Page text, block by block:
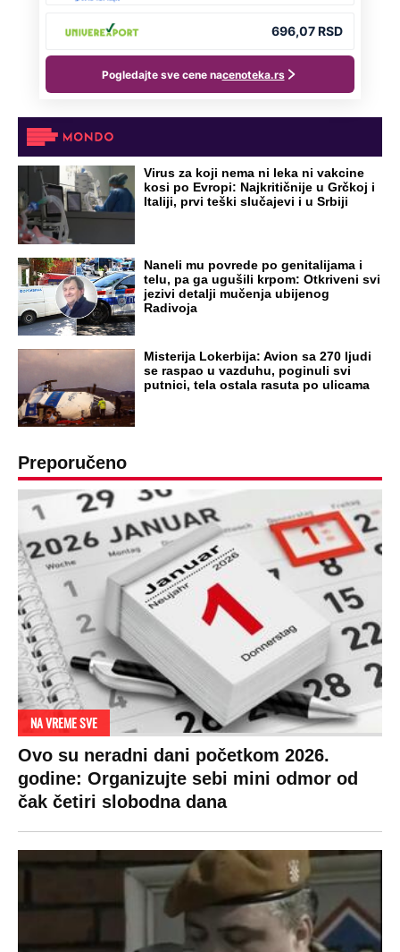
NA VREME SVE
Ovo su neradni dani početkom 2026.
godine: Organizujte sebi mini odmor od
čak četiri slobodna dana
OD NAVODNOG HEROJA DO BRUTALNOG UBICE
GENERAL IVAN STRELJAO SRBE, A
HRVATI GA SLAVILI KAO HEROJA KNINA:
Par godina kasnije išao od kuće do kuće i
UBIJAO!